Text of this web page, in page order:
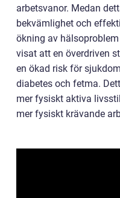
arbetsvanor. Medan
bekvämlighet och
ökning av
visat att en överdriven
en ökad risk för
diabetes och fetma.
mer fysiskt aktiva
mer fysiskt krävande